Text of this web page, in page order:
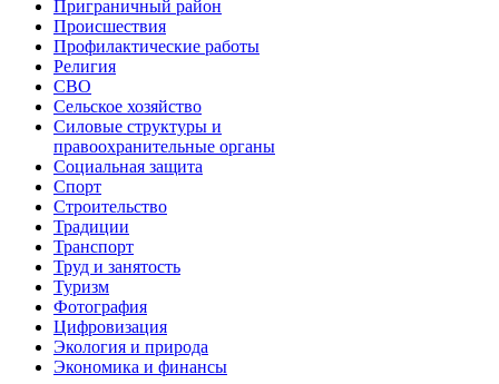
Приграничный район
Происшествия
Профилактические работы
Религия
СВО
Сельское хозяйство
Силовые структуры и
правоохранительные органы
Социальная защита
Спорт
Строительство
Традиции
Транспорт
Труд и занятость
Туризм
Фотография
Цифровизация
Экология и природа
Экономика и финансы